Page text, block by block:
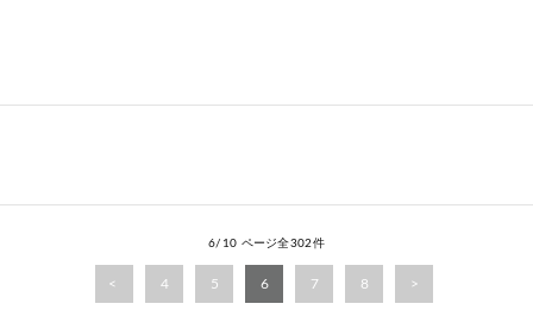
6/10 ページ全302件
4 5 6 7 8